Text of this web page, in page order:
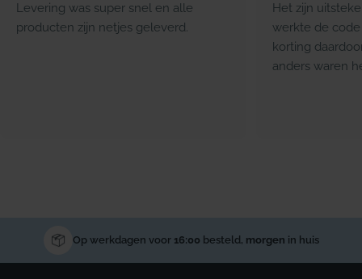
Levering was super snel en alle
producten zijn netjes geleverd.
Het zijn
werkte de code
korting
anders waren
Op werkdagen voor 16:00 besteld, morgen in huis